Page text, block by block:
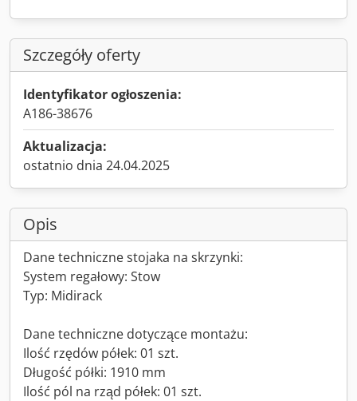
Szczegóły oferty
Identyfikator ogłoszenia:
A186-38676
Aktualizacja:
ostatnio dnia 24.04.2025
Opis
Dane techniczne stojaka na skrzynki:
System regałowy: Stow
Typ: Midirack
Dane techniczne dotyczące montażu:
Ilość rzędów półek: 01 szt.
Długość półki: 1910 mm
Ilość pól na rząd półek: 01 szt.